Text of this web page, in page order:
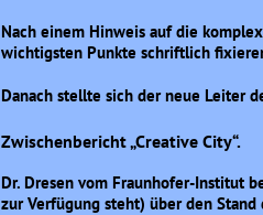
Nach einem Hinweis auf die
wichtigsten Punkte schriftlich
Danach stellte sich der neue Leiter
Zwischenbericht „Creative City“.
Dr. Dresen vom Fraunhofer-Institut
zur Verfügung steht) über den Stand